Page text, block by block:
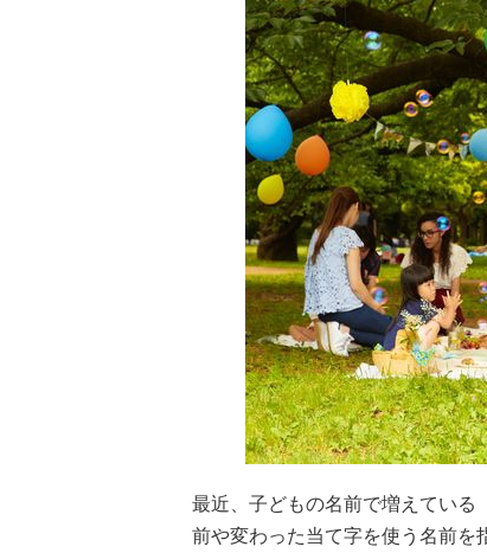
最近、子どもの名前で増えている
前や変わった当て字を使う名前を